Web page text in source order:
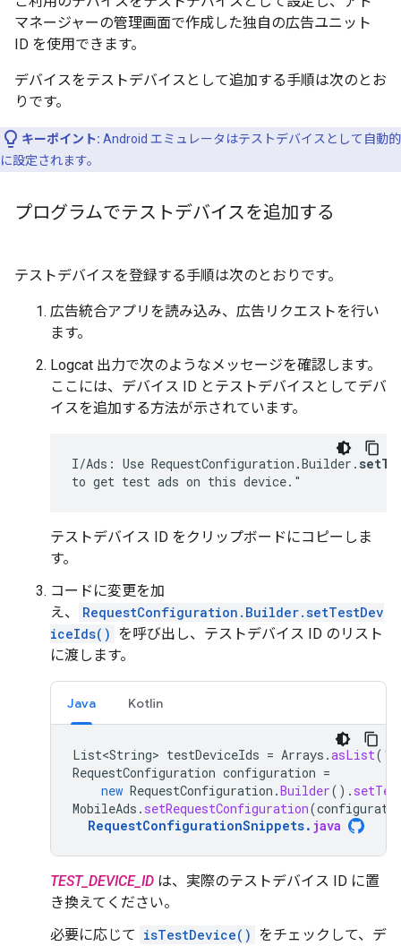
マネージャーの管理画面で作成した独自の広告ユニット
ID を使用できます。
デバイスをテストデバイスとして追加する手順は次のとお
りです。
キーポイント: Android エミュレータはテストデバイスとして自動的
に設定されます。
プログラムでテストデバイスを追加する
テストデバイスを登録する手順は次のとおりです。
広告統合アプリを読み込み、広告リクエストを行い
ます。
Logcat 出力で次のようなメッセージを確認します。
ここには、デバイス ID とテストデバイスとしてデバ
イスを追加する方法が示されています。
I/Ads: Use RequestConfiguration.Builder.
to get test ads on this device."
テストデバイス ID をクリップボードにコピーしま
す。
コードに変更を加
え、
RequestConfiguration.Builder.setTestDev
iceIds() を呼び出し、テストデバイス ID のリスト
に渡します。
Java Kotlin
List<String> testDeviceIds = Arrays .asList( "
RequestConfiguration configuration =
new RequestConfiguration .Builder().
MobileAds . setRequestConfiguration(
RequestConfigurationSnippets. java
TEST_DEVICE_ID は、実際のテストデバイス ID に置
き換えてください。
必要に応じて isTestDevice() をチェックして、デ